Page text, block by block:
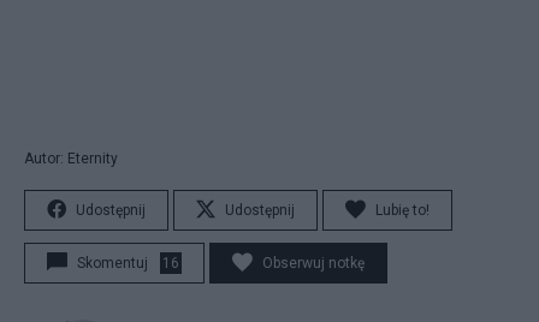
Autor: Eternity
Udostępnij Udostępnij Lubię to!
Skomentuj 16 Obserwuj notkę